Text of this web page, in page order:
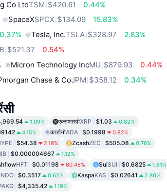
Co LtdTSM $420.61
0.44%
SpaceXSPCX $134.09
15.83%
0.37% Tesla, Inc.TSLA $328.97
2.83%
$521.37
0.54%
Micron Technology IncMU $879.93
0.44%
Chase & CoJPM $358.12
0.34%
1.09% एक्सआरपीXRP $1.03 0.82%
4.15% कार्डानोADA $0.1998 0.82%
$54.38 2.18% ZcashZEC $505.08 0.76%
$0.000004667 1.12%
HFT $0.01198 60.45% SuiSUI $0.6825 1.61%
$0.3517 0.62% KaspaKAS $0.02641 2.80%
$4,335.42 1.19%